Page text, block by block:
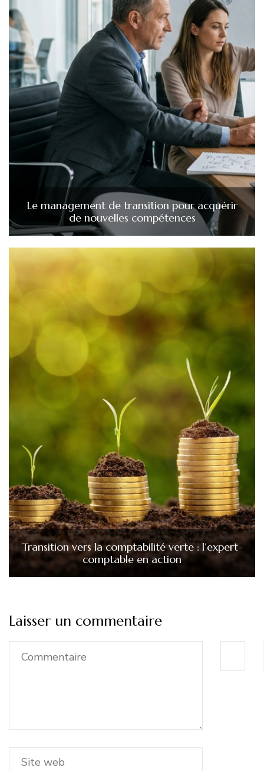
Le management de transition pour acquérir
de nouvelles compétences
Transition vers la comptabilité verte : l’expert-
comptable en action
Laisser un commentaire